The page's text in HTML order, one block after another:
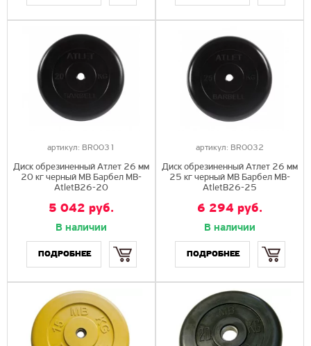
артикул: BR0031
Диск обрезиненный Атлет 26 мм
20 кг черный МВ Барбел MB-
AtletB26-20
5 042 руб.
В наличии
ПОДРОБНЕЕ
артикул: BR0032
Диск обрезиненный Атлет 26 мм
25 кг черный МВ Барбел MB-
AtletB26-25
6 294 руб.
В наличии
ПОДРОБНЕЕ